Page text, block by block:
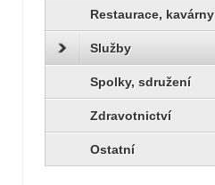
Restaurace, kavárny
Služby
Spolky, sdružení
Zdravotnictví
Ostatní